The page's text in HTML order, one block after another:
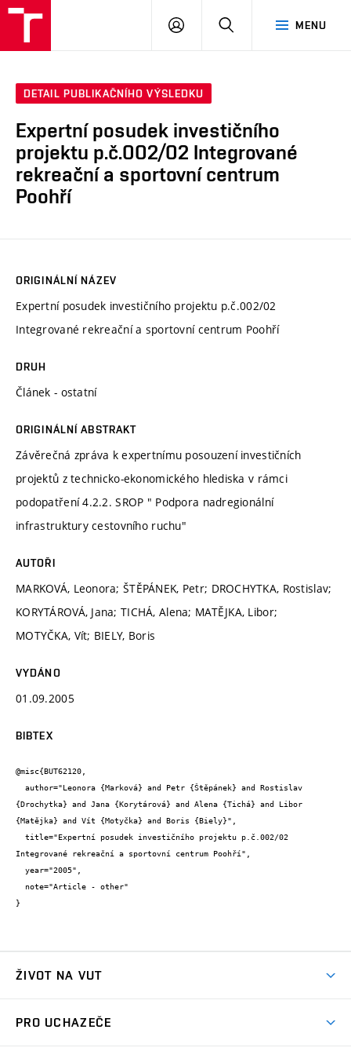
MENU
PŘIHLÁSIT
DETAIL PUBLIKAČNÍHO VÝSLEDKU
Expertní posudek investičního
projektu p.č.002/02 Integrované
rekreační a sportovní centrum
Poohří
ORIGINÁLNÍ NÁZEV
Expertní posudek investičního projektu p.č.002/02
Integrované rekreační a sportovní centrum Poohří
DRUH
Článek - ostatní
ORIGINÁLNÍ ABSTRAKT
Závěrečná zpráva k expertnímu posouzení investičních
projektů z technicko-ekonomického hlediska v rámci
podopatření 4.2.2. SROP " Podpora nadregionální
infrastruktury cestovního ruchu"
AUTOŘI
MARKOVÁ, Leonora; ŠTĚPÁNEK, Petr; DROCHYTKA, Rostislav;
KORYTÁROVÁ, Jana; TICHÁ, Alena; MATĚJKA, Libor;
MOTYČKA, Vít; BIELY, Boris
VYDÁNO
01.09.2005
BIBTEX
@misc{BUT62120,
{Drochytka} and Jana {Korytárová} and Alena {Tichá} and Libor
{Matějka} and Vít {Motyčka} and Boris {Biely}",
Integrované rekreační a sportovní centrum Poohří",
}
ŽIVOT NA VUT
PRO UCHAZEČE